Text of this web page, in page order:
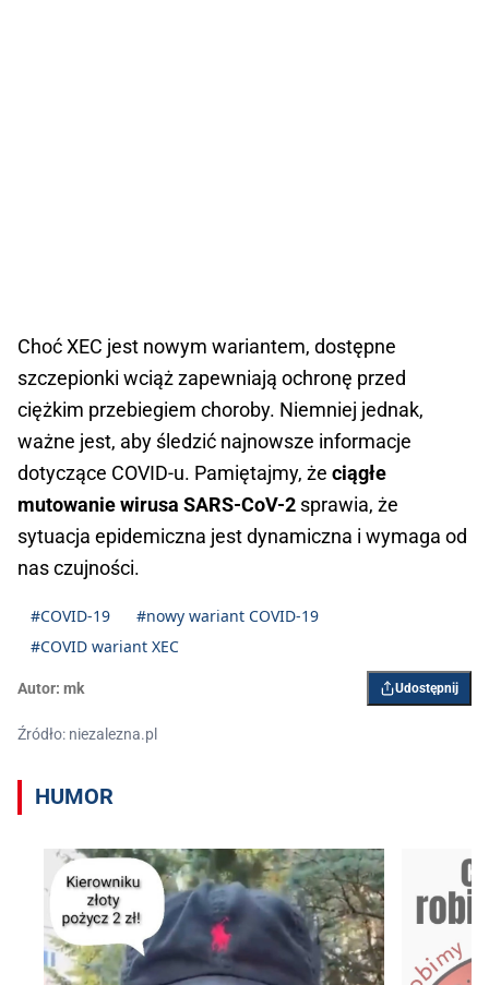
Choć XEC jest nowym wariantem, dostępne
szczepionki wciąż zapewniają ochronę przed
ciężkim przebiegiem choroby. Niemniej jednak,
ważne jest, aby śledzić najnowsze informacje
dotyczące COVID-u. Pamiętajmy, że ciągłe
mutowanie wirusa SARS-CoV-2 sprawia, że
sytuacja epidemiczna jest dynamiczna i wymaga od
nas czujności.
#COVID-19
#nowy wariant COVID-19
#COVID wariant XEC
Autor: mk Udostępnij
Źródło: niezalezna.pl
HUMOR